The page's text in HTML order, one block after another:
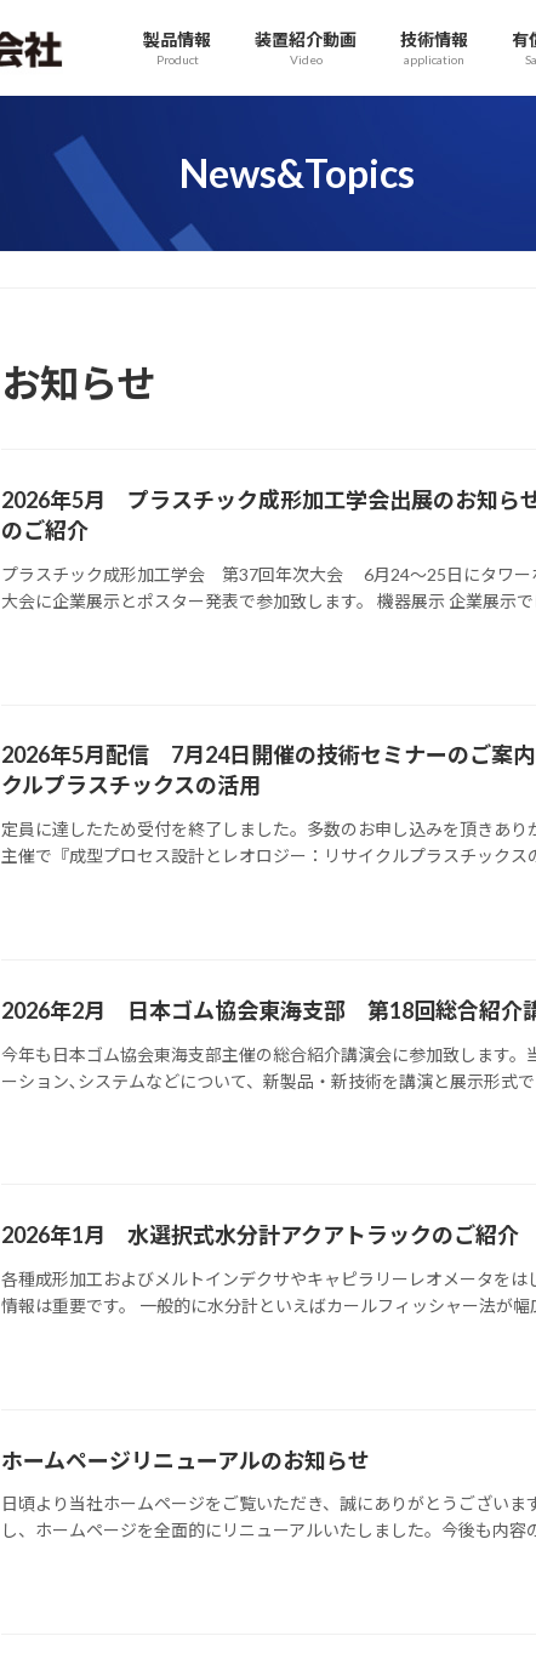
製品情報
Product
装置紹介動画
Video
技術情報
application
有
News&Topics
お知らせ
2026年5月 プラスチック成形加工学会出展のお知ら
のご紹介
プラスチック成形加工学会 第37回年次大会 6月24～25日にタワー
大会に企業展示とポスター発表で参加致します。 機器展示 企業展示
2026年5月配信 7月24日開催の技術セミナーのご案
クルプラスチックスの活用
定員に達したため受付を終了しました。多数のお申し込みを頂きあ
主催で『成型プロセス設計とレオロジー：リサイクルプラスチック
2026年2月 日本ゴム協会東海支部 第18回総合紹介
今年も日本ゴム協会東海支部主催の総合紹介講演会に参加致します
ーション､システムなどについて、新製品・新技術を講演と展示形式
2026年1月 水選択式水分計アクアトラックのご紹介
各種成形加工およびメルトインデクサやキャピラリーレオメータを
情報は重要です。 一般的に水分計といえばカールフィッシャー法が
ホームページリニューアルのお知らせ
日頃より当社ホームページをご覧いただき、誠にありがとうござい
し、ホームページを全面的にリニューアルいたしました。今後も内